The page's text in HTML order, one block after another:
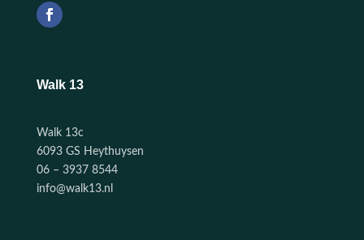
Walk 13
Walk 13c
6093 GS Heythuysen
06 – 3937 8544
info@walk13.nl